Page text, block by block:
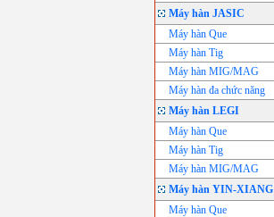
Máy hàn JASIC
Máy hàn Que
Máy hàn Tig
Máy hàn MIG/MAG
Máy hàn đa chức năng
Máy hàn LEGI
Máy hàn Que
Máy hàn Tig
Máy hàn MIG/MAG
Máy hàn YIN-XIANG
Máy hàn Que